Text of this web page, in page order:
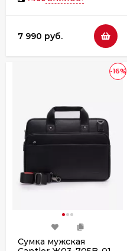
7 990 руб.
-16%
Сумка мужская